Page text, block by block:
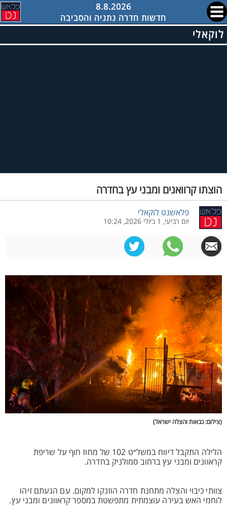
8.8.2026
חדשות חדרה נתניה והסביבה
לוקאלי
הוצתו קרוואנים ומבני עץ בחדרה
פלאשנט לוקאלי
יום רביעי, 1 ביולי 2026, 10:24
(צילום: כבאות והצלה ישראל)
הלילה התקבל דיווח במשל״ט 102 של מחוז חוף על שריפת
קראוונים ומבני עץ ברחוב סמולניק בחדרה.
צוותי כיבוי והצלה מתחנת חדרה הוזנקו למקום. עם הגעתם זיהו
לוחמי האש בעירה עוצמתית מתפשטת במספר קראוונים ומבני עץ.